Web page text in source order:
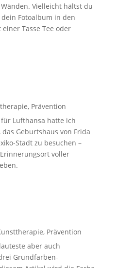
Vielleicht hältst du
Fotoalbum in den
Tasse Tee oder
, Prävention
Lufthansa hatte ich
Geburtshaus von Frida
Stadt zu besuchen –
voller
, Prävention
aber auch
Grundfarben-